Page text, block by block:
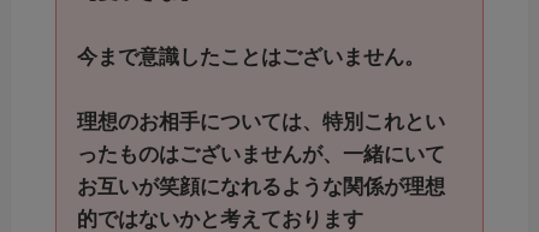
今まで意識したことはございません。
理想のお相手については、特別これとい
ったものはございませんが、一緒にいて
お互いが笑顔になれるような関係が理想
的ではないかと考えております